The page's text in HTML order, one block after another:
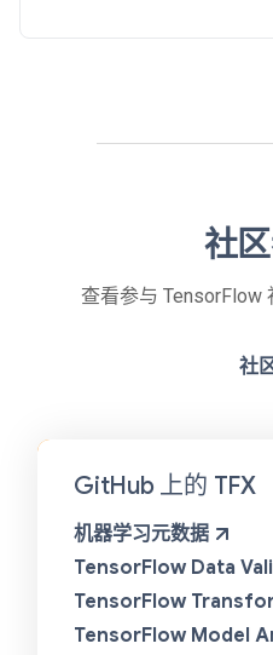
社
查看参与 TensorFlow
社
GitHub 上的 TFX
机器学习元数据
TensorFlow Data
TensorFlow
TensorFlow Model